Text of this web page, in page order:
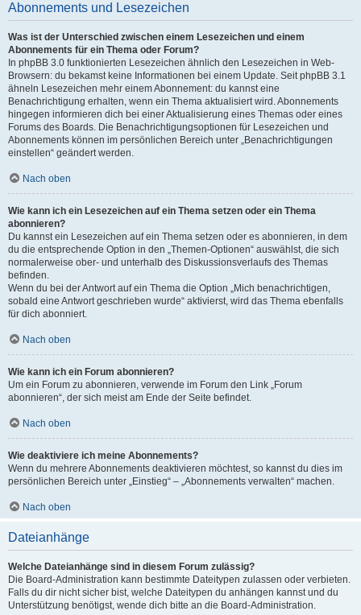
Abonnements und Lesezeichen
Was ist der Unterschied zwischen einem Lesezeichen und einem
Abonnements für ein Thema oder Forum?
In phpBB 3.0 funktionierten Lesezeichen ähnlich den Lesezeichen in Web-
Browsern: du bekamst keine Informationen bei einem Update. Seit phpBB 3.1
ähneln Lesezeichen mehr einem Abonnement: du kannst eine
Benachrichtigung erhalten, wenn ein Thema aktualisiert wird. Abonnements
hingegen informieren dich bei einer Aktualisierung eines Themas oder eines
Forums des Boards. Die Benachrichtigungsoptionen für Lesezeichen und
Abonnements können im persönlichen Bereich unter „Benachrichtigungen
einstellen“ geändert werden.
Nach oben
Wie kann ich ein Lesezeichen auf ein Thema setzen oder ein Thema
abonnieren?
Du kannst ein Lesezeichen auf ein Thema setzen oder es abonnieren, in dem
du die entsprechende Option in den „Themen-Optionen“ auswählst, die sich
normalerweise ober- und unterhalb des Diskussionsverlaufs des Themas
befinden.
Wenn du bei der Antwort auf ein Thema die Option „Mich benachrichtigen,
sobald eine Antwort geschrieben wurde“ aktivierst, wird das Thema ebenfalls
für dich abonniert.
Nach oben
Wie kann ich ein Forum abonnieren?
Um ein Forum zu abonnieren, verwende im Forum den Link „Forum
abonnieren“, der sich meist am Ende der Seite befindet.
Nach oben
Wie deaktiviere ich meine Abonnements?
Wenn du mehrere Abonnements deaktivieren möchtest, so kannst du dies im
persönlichen Bereich unter „Einstieg“ – „Abonnements verwalten“ machen.
Nach oben
Dateianhänge
Welche Dateianhänge sind in diesem Forum zulässig?
Die Board-Administration kann bestimmte Dateitypen zulassen oder verbieten.
Falls du dir nicht sicher bist, welche Dateitypen du anhängen kannst und du
Unterstützung benötigst, wende dich bitte an die Board-Administration.